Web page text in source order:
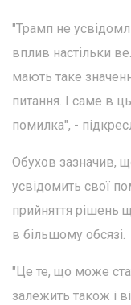
"Трамп не
вплив настільки
мають таке
питання. І саме в
помилка", -
Обухов зазначив,
усвідомить свої
прийняття рішень
в більшому обсязі.
"Це те, що може
залежить також і